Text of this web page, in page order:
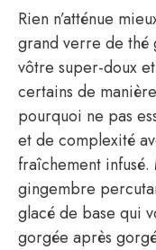
Rien n’atténue
grand verre de thé
vôtre super-doux
certains de
pourquoi ne pas
et de complexité
fraîchement infusé.
gingembre
glacé de base qui
gorgée après